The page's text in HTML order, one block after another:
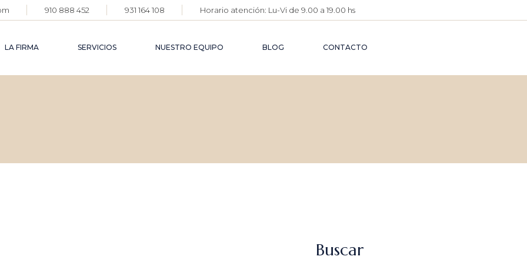
910 888 452 931 164 108 Horario atención: Lu-Vi de 9.00 a 19.00 hs
LA FIRMA SERVICIOS NUESTRO EQUIPO BLOG CONTACTO
Buscar